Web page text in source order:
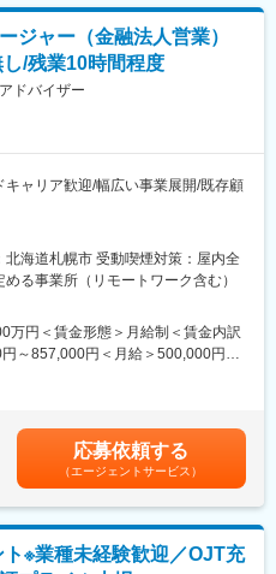
応じた評価を行っています。
躍頂く為、圧倒的に成長できる環
の為、プロとしての経験を積みや
仲介実績トップクラスのリーディン
、後継者不在により廃業の危機に
している企業も数多く存在します。
ぎ、老舗のブランドや固有の技術
の事業承継支援
イザリー業務
クト・マネジメントやデューディ
アドバイザリー業務を担当して
継）
の策定支援
ジェクト・マネジメント
援
における承認取得支援
ム「M&Aプラス」
促進を行います。
門としたチームも擁しており金融商
連した最新のプラクティスについ
中堅オーナー企業の支援も得意と
ジャー（金融法人営業）
/残業10時間程度
ドバイザー
キャリア歓迎/幅広い事業展開/既存顧
税理士・会計士事務所、金融機関等
をご担当いただきます。
機関とビジネスマッチング契約を
し、各種金融ソリューション（オ
業承継、M＆A他）を提供
には、自身の知見を活かしつつ、
を擁するメンバーと連携
北海道札幌市 受動喫煙対策：屋内全
る事業所（リモートワーク含む）
万円＜賃金形態＞月給制＜賃金内訳
～857,000円＜月給＞500,000円～
も目安の金額であり、選考を通じて
月給(月額)は固定手当を含めた表記で
応募依頼する
（エージェントサービス）
ト※業種未経験歓迎／OJT充